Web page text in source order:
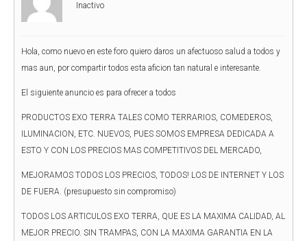
Inactivo
Hola, como nuevo en este foro quiero daros un afectuoso salud a todos y
mas aun, por compartir todos esta aficion tan natural e interesante.
El siguiente anuncio es para ofrecer a todos
PRODUCTOS EXO TERRA TALES COMO TERRARIOS, COMEDEROS,
ILUMINACION, ETC. NUEVOS, PUES SOMOS EMPRESA DEDICADA A
ESTO Y CON LOS PRECIOS MAS COMPETITIVOS DEL MERCADO,
MEJORAMOS TODOS LOS PRECIOS, TODOS! LOS DE INTERNET Y LOS
DE FUERA. (presupuesto sin compromiso)
TODOS LOS ARTICULOS EXO TERRA, QUE ES LA MAXIMA CALIDAD, AL
MEJOR PRECIO. SIN TRAMPAS, CON LA MAXIMA GARANTIA EN LA